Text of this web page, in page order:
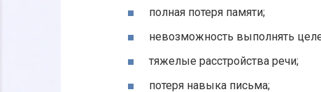
полная потеря памяти;
невозможность выполнять
тяжелые расстройства речи;
потеря навыка письма;